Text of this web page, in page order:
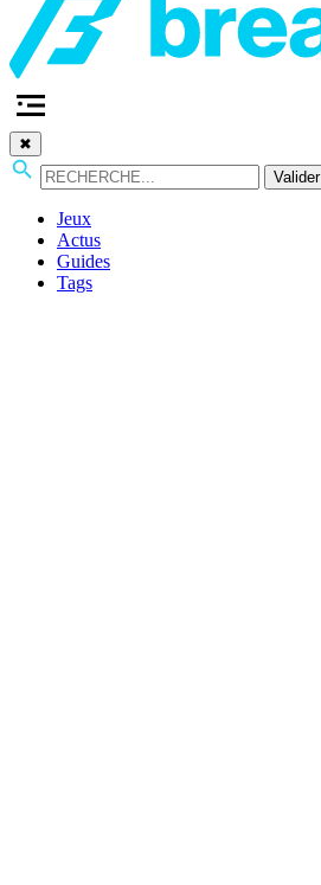
✖
Valider
Jeux
Actus
Guides
Tags